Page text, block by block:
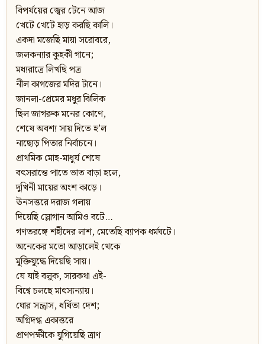
বিপর্যয়ের জ্বের টেনে আজ
খেটে খেটে হাড় করছি কালি।
একদা মজেছি মায়া সরোবরে,
জলকন্যার কুহকী গানে;
মধ্যরাত্রে লিখছি পত্র
নীল কাগজের মদির টানে।
জানলা-প্রেমের মধুর ঝিলিক
ছিল জাগরুক মনের কোণে,
শেষে অবশ্য সায় দিতে হ’ল
নাছোড় পিতার নির্বাচনে।
প্রাথমিক মোহ-মাধুর্য শেষে
বৎসরান্তে পাতে ভাত বাড়া হলে,
দুখিনী মায়ের অংশ কাড়ে।
ঊনসত্তরে দরাজ গলায়
দিয়েছি স্লোগান আমিও বটে…
গণতরঙ্গে শহীদের লাশ, মেতেছি ব্যাপক ধর্মঘটে।
অনেকের মতো আড়ালেই থেকে
মুক্তিযুদ্ধে দিয়েছি সায়।
যে যাই বলুক, সারকথা এই-
বিশ্বে চলছে মাৎস্যন্যায়।
ঘোর সন্ত্রাস, ধর্ষিতা দেশ;
অগ্নিদগ্ধ একাত্তরে
প্রাণপক্ষীকে যুগিয়েছি ত্রাণ